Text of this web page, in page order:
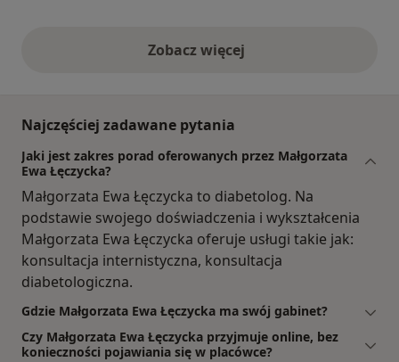
Zobacz więcejopinie powyżej
Najczęściej zadawane pytania
Jaki jest zakres porad oferowanych przez Małgorzata
Ewa Łęczycka?
Małgorzata Ewa Łęczycka to diabetolog. Na
podstawie swojego doświadczenia i wykształcenia
Małgorzata Ewa Łęczycka oferuje usługi takie jak:
konsultacja internistyczna, konsultacja
diabetologiczna.
Gdzie Małgorzata Ewa Łęczycka ma swój gabinet?
Czy Małgorzata Ewa Łęczycka przyjmuje online, bez
konieczności pojawiania się w placówce?